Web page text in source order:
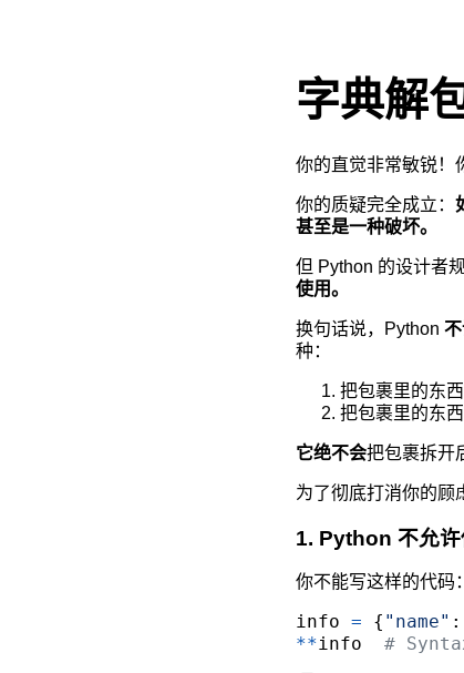
字典解
你的直觉非常敏锐！
你的质疑完全成立：
甚至是一种破坏。
但 Python 的设计者规
使用。
换句话说，Python
种：
把包裹里的东
把包裹里的东
它绝不会把包裹拆开
为了彻底打消你的顾
1. Python 不允许
你不能写这样的代码：
info = { "name" :
**info #